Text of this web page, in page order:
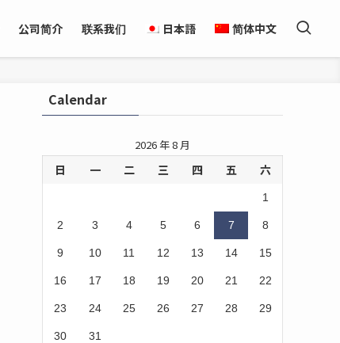
公司简介 联系我们 日本語 简体中文
Calendar
2026 年 8 月
日 一 二 三 四 五 六
1
2 3 4 5 6 7 8
9 10 11 12 13 14 15
16 17 18 19 20 21 22
23 24 25 26 27 28 29
30 31